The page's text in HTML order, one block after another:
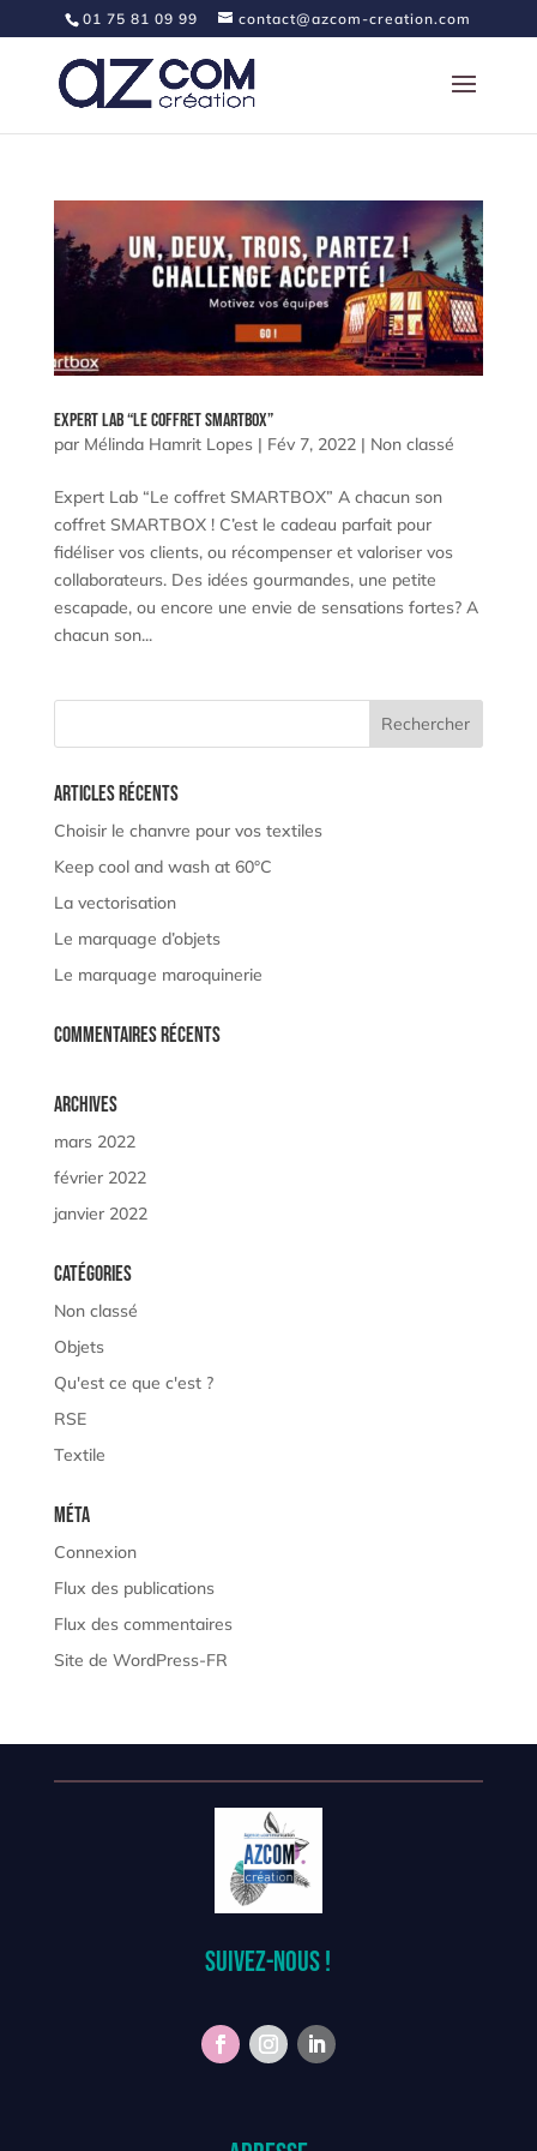
01 75 81 09 99 contact@azcom-creation.com
Expert Lab “Le coffret SMARTBOX”
par Mélinda Hamrit Lopes| Fév 7, 2022| Non classé
Expert Lab “Le coffret SMARTBOX” A chacun son
coffret SMARTBOX ! C’est le cadeau parfait pour
fidéliser vos clients, ou récompenser et valoriser vos
collaborateurs. Des idées gourmandes, une petite
escapade, ou encore une envie de sensations fortes? A
chacun son...
Articles récents
Choisir le chanvre pour vos textiles
Keep cool and wash at 60°C
La vectorisation
Le marquage d’objets
Le marquage maroquinerie
Commentaires récents
Archives
mars 2022
février 2022
janvier 2022
Catégories
Non classé
Objets
Qu'est ce que c'est ?
RSE
Textile
Méta
Connexion
Flux des publications
Flux des commentaires
Site de WordPress-FR
Suivez-nous !